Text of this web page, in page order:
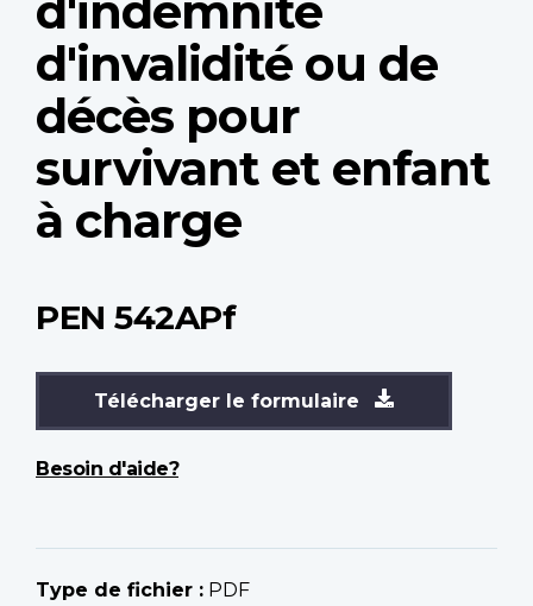
d'indemnité
d'invalidité ou de
décès pour
survivant et enfant
à charge
PEN 542APf
Télécharger le formulaire
Besoin d'aide?
Type de fichier : PDF